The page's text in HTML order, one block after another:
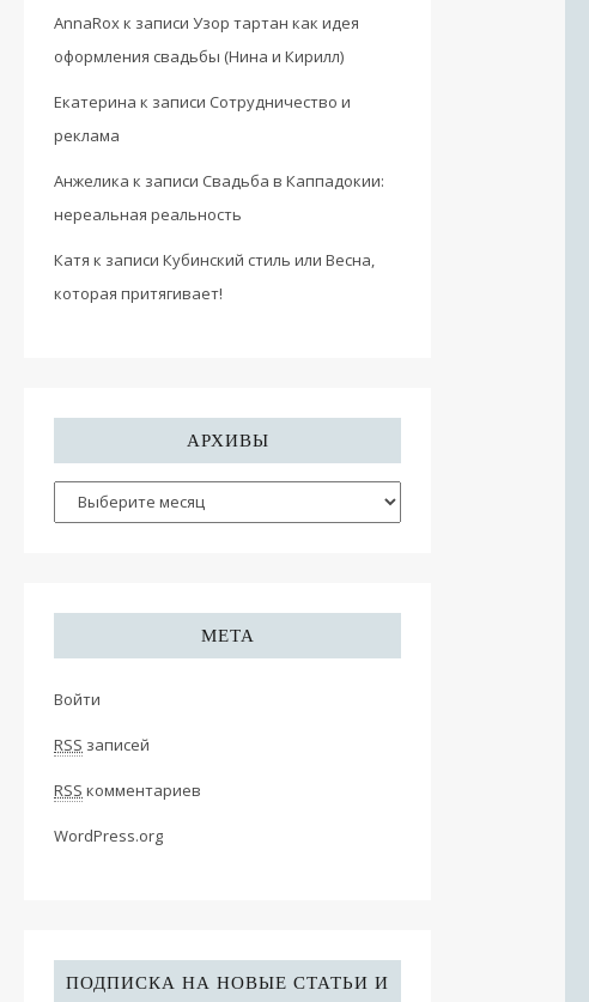
AnnaRoxк записи Узор тартан как идея
оформления свадьбы (Нина и Кирилл)
Екатерина к записи Сотрудничество и
реклама
Анжелика к записи Свадьба в Каппадокии:
нереальная реальность
Катя к записи Кубинский стиль или Весна,
которая притягивает!
АРХИВЫ
МЕТА
Войти
RSS записей
RSS комментариев
WordPress.org
ПОДПИСКА НА НОВЫЕ СТАТЬИ И